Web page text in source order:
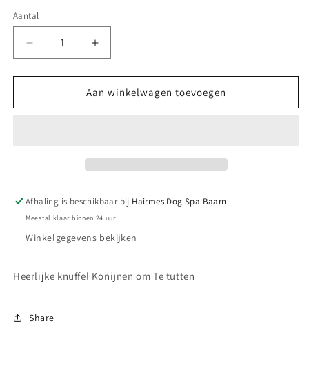
Aantal
Aantal
verlagen
voor
Toy
Aantal
verhogen
voor
Bunny
Toy
Aan winkelwagen toevoegen
Afhaling is beschikbaar bij Hairmes Dog Spa Baarn
Meestal klaar binnen 24 uur
Winkelgegevens bekijken
Heerlijke knuffel Konijnen om Te tutten
Share